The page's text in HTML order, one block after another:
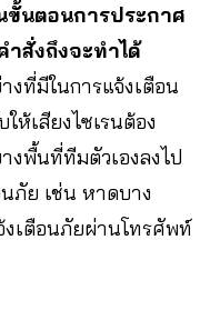
ขั้นตอนการประกาศ
ำสั่งถึงจะทำได้
งที่มีในการแจ้งเตือน
ห้เสียงไซเรนต้อง
งพื้นที่ทีมตัวเองลงไป
ภัย เช่น หาดบาง
งเตือนภัยผ่านโทรศัพท์